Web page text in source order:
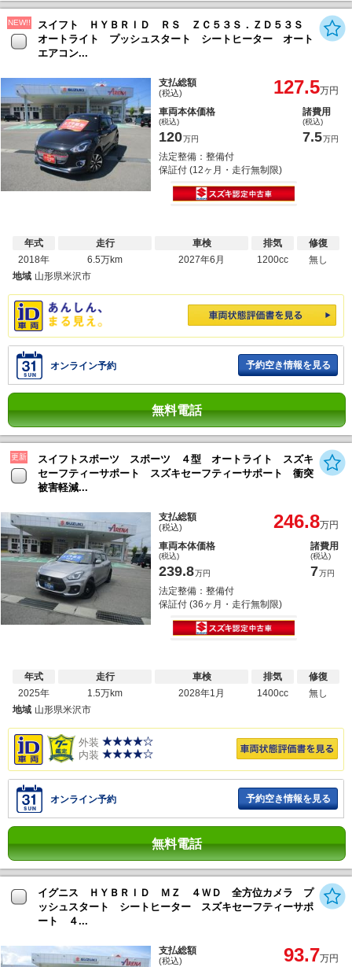
NEW!!
スイフト ＨＹＢＲＩＤ ＲＳ ＺＣ５３Ｓ．ＺＤ５３Ｓ
オートライト プッシュスタート シートヒーター オート
エアコン...
支払総額
(税込) 127.5万円
車両本体価格
(税込)
120万円
諸費用
(税込)
7.5万円
法定整備：整備付
保証付 (12ヶ月・走行無制限)
年式
2018年
走行
6.5万km
車検
2027年6月
排気
1200cc
修復
無し
地域 山形県米沢市
オンライン予約 予約空き情報を見る
無料電話
更新
スイフトスポーツ スポーツ ４型 オートライト スズキ
セーフティーサポート スズキセーフティーサポート 衝突
被害軽減...
支払総額
(税込) 246.8万円
車両本体価格
(税込)
239.8万円
諸費用
(税込)
7万円
法定整備：整備付
保証付 (36ヶ月・走行無制限)
年式
2025年
走行
1.5万km
車検
2028年1月
排気
1400cc
修復
無し
地域 山形県米沢市
外装
内装
オンライン予約 予約空き情報を見る
無料電話
イグニス ＨＹＢＲＩＤ ＭＺ ４ＷＤ 全方位カメラ プ
ッシュスタート シートヒーター スズキセーフティーサポ
ート ４...
支払総額
(税込) 93.7万円